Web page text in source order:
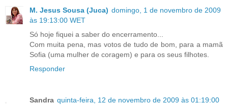
M. Jesus Sousa (Juca) domingo, 1 de novembro de 2009
às 19:13:00 WET
Só hoje fiquei a saber do encerramento...
Com muita pena, mas votos de tudo de bom, para a mamã
Sofia (uma mulher de coragem) e para os seus filhotes.
Responder
Sandra quinta-feira, 12 de novembro de 2009 às 01:19:00